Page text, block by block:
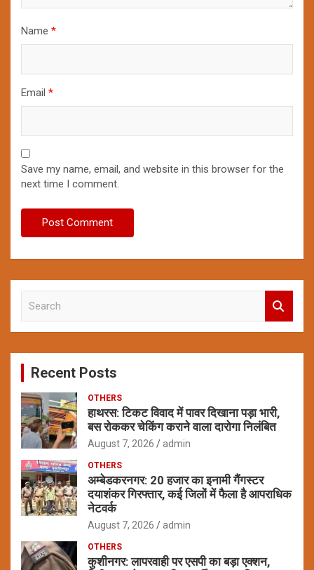
Name *
Email *
Save my name, email, and website in this browser for the
next time I comment.
c
Recent Posts
OTHERS
हाथरस: टिकट विवाद में पावर दिखाना पड़ा भारी,
बस रोककर चेकिंग कराने वाला दारोगा निलंबित
August 7, 2026 admin
OTHERS
अम्बेडकरनगर: 20 हजार का इनामी गैंगस्टर
दयाशंकर गिरफ्तार, कई जिलों में फैला है आपराधिक
नेटवर्क
August 7, 2026 admin
OTHERS
कुशीनगर: लापरवाही पर एसपी का बड़ा एक्शन,